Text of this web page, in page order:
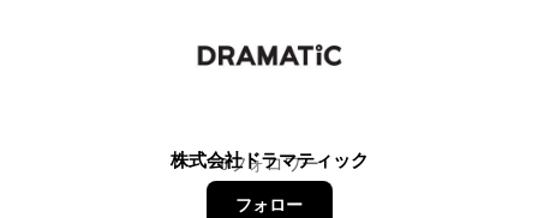
株式会社ドラマティック
0フォロワー
フォロー